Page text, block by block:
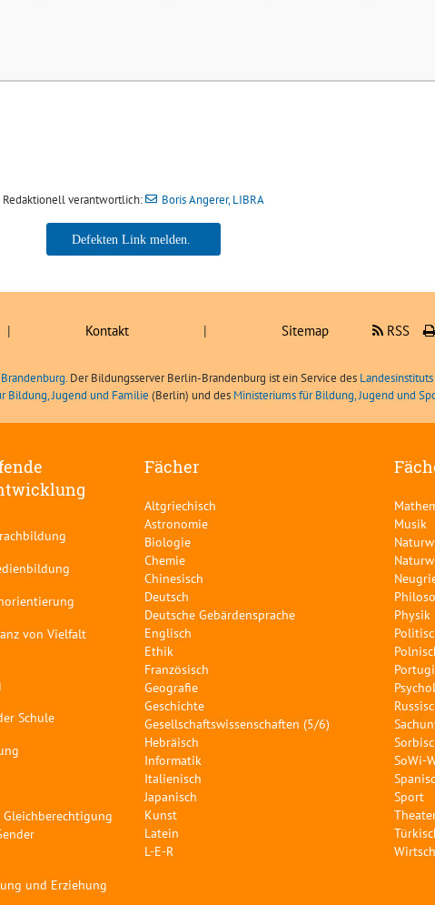
Redaktionell verantwortlich: Boris Angerer, LIBRA
Boris Angerer, LIBRA
| Kontakt | Sitemap RSS
Der Bildungsserver Berlin-Brandenburg ist ein Service des
Bildung, Jugend und Familie (Berlin) und des Ministeriums für Bildung, Jugend und
von Vielfalt
Schule
und Erziehung
Fächer
Altgriechisch
Astronomie
Biologie
Chemie
Chinesisch
Deutsch
Deutsche Gebärdensprache
Englisch
Ethik
Französisch
Geografie
Geschichte
Gesellschaftswissenschaften (5/6)
Hebräisch
Informatik
Italienisch
Japanisch
Kunst
Latein
L-E-R
Musik
Physik
SoWi-
Sport